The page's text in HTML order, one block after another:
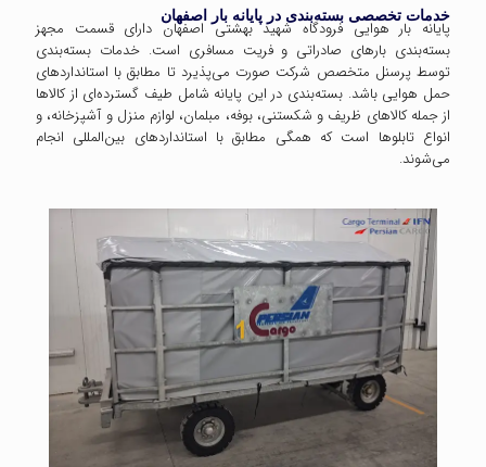
خدمات تخصصی بسته‌بندی در پایانه بار اصفهان
پایانه بار هوایی فرودگاه شهید بهشتی اصفهان دارای قسمت مجهز
بسته‌بندی بارهای صادراتی و فریت مسافری است. خدمات بسته‌بندی
توسط پرسنل متخصص شرکت صورت می‌پذیرد تا مطابق با استانداردهای
حمل هوایی باشد. بسته‌بندی در این پایانه شامل طیف گسترده‌ای از کالاها
از جمله کالاهای ظریف و شکستنی، بوفه، مبلمان، لوازم منزل و آشپزخانه، و
انواع تابلوها است که همگی مطابق با استانداردهای بین‌المللی انجام
می‌شوند.